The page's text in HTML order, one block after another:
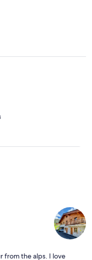
from the alps. I love